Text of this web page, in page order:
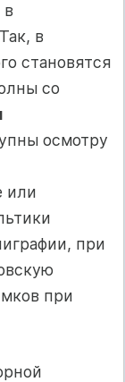
в
в
становятся
со
осмотру
или
при
при